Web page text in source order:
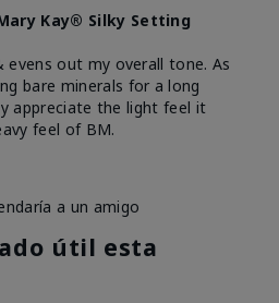
Kay® Silky Setting
evens out my overall tone. As
bare minerals for a long
appreciate the light feel it
feel of BM.
a un amigo
útil esta